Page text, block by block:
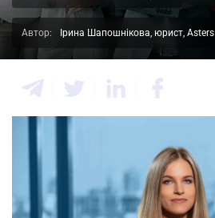
Автор: Ірина Шапошнікова, юрист, Asters